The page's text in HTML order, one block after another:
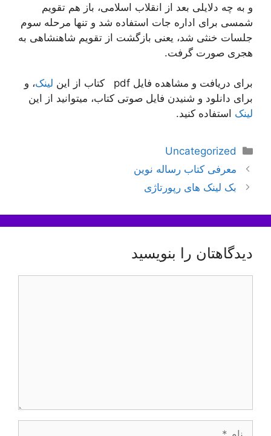
و به چه دلایلی بعد از انقلاب اسلامی، باز هم تقویم
شمسی برای اداره جات استفاده شد و تنها مرحله سوم
جلسات خنثی شد، یعنی بازگشت از تقویم شاهنشاهی به
هجری صورت گرفت.
برای دریافت و مشاهده فایل pdf کتاب از این لینک، و
برای دانلود و شنیدن فایل صوتی کتاب، میتوانید از این
لینک استفاده کنید.
دسته‌ها
Uncategorized
ناوبری
نوشته‌ها
معرفی کتاب رساله نوین
بک لینک های رپورتاژی
دیدگاهتان را بنویسید